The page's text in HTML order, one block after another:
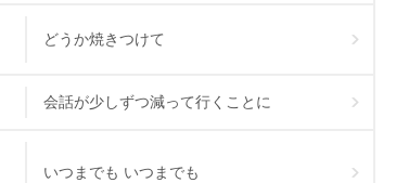
どうか焼きつけて
会話が少しずつ減って行くことに
いつまでも いつまでも